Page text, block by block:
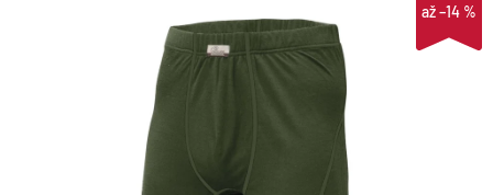
BATOHY a TAŠKY
až –14 %